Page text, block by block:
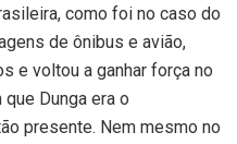
como foi no caso do
de ônibus e avião,
e voltou a ganhar força no
Dunga era o
presente. Nem mesmo no